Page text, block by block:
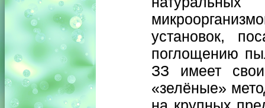
установок,
поглощению
ЗЗ имеет
«зелёные»